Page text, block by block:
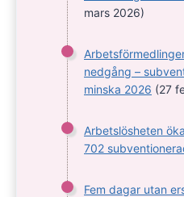
mars 2026)
nedgång –
minska 2026 (27
Arbetslösheten
702
Fem dagar utan